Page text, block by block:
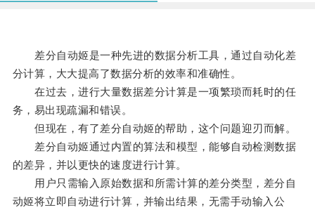
差分自动姬是一种先进的数据分析工具，通过自动化差
分计算，大大提高了数据分析的效率和准确性。
在过去，进行大量数据差分计算是一项繁琐而耗时的任
务，易出现疏漏和错误。
但现在，有了差分自动姬的帮助，这个问题迎刃而解。
差分自动姬通过内置的算法和模型，能够自动检测数据
的差异，并以更快的速度进行计算。
用户只需输入原始数据和所需计算的差分类型，差分自
动姬将立即自动进行计算，并输出结果，无需手动输入公